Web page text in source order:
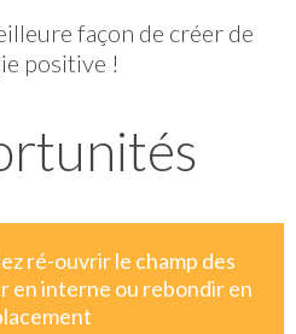
façon de créer de
positive !
ré-ouvrir le champ des
en interne ou rebondir en